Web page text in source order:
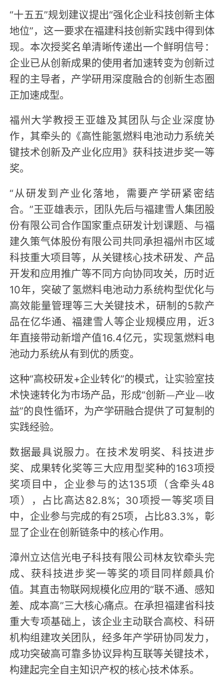
“十五五”规划建议提出“强化企业科技创新主体
地位”，这一要求在福建科技创新实践中得到体
现。本次授奖名单清晰传递出一个鲜明信号：
企业已从创新成果的使用者加速转变为创新过
程的主导者，产学研用深度融合的创新生态圈
正加速成型。
福州大学教授王亚雄及其团队与企业深度协
作，其牵头的《高性能氢燃料电池动力系统关
键技术创新及产业化应用》获科技进步奖一等
奖。
“从研发到产业化落地，需要产学研紧密结
合。”王亚雄表示，团队先后与福建雪人集团股
份有限公司合作国家重点研发计划课题、与福
建久策气体股份有限公司共同承担福州市区域
科技重大项目等，从关键核心技术研发、产品
开发和应用推广等不同方向协同攻关，历时近
10年，突破了氢燃料电池动力系统构型优化与
高效能量管理等三大关键技术，研制的5款产
品在亿华通、福建雪人等企业规模应用，近3
年直接带动新增产值16.4亿元，实现氢燃料电
池动力系统从有到优的质变。
这种“高校研发+企业转化”的模式，让实验室技
术快速转化为市场产品，形成“创新—产业—收
益”的良性循环，为产学研融合提供了可复制的
实践经验。
数据最具说服力。在技术发明奖、科技进步
奖、成果转化奖等三大应用型奖种的163项授
奖项目中，企业参与的达135项（含牵头48
项），占比高达82.8%；30项授一等奖项目
中，企业参与完成的有25项，占比83.3%，彰
显了企业在创新链条中的核心作用。
漳州立达信光电子科技有限公司林友钦牵头完
成、获科技进步奖一等奖的项目同样颇具价
值。其直击物联网规模化应用的“联不通、感知
差、成本高”三大核心痛点。在承担福建省科技
重大专项基础上，该企业主动联合高校、科研
机构组建攻关团队，经多年产学研协同发力，
成功突破高可靠多协议异构互联等关键技术，
构建起完全自主知识产权的核心技术体系。